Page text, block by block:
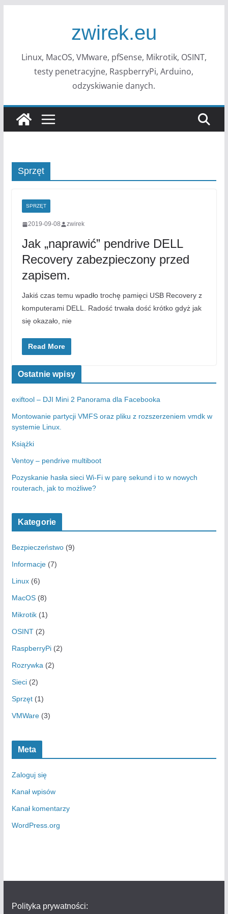
zwirek.eu
Linux, MacOS, VMware, pfSense, Mikrotik, OSINT,
testy penetracyjne, RaspberryPi, Arduino,
odzyskiwanie danych.
Sprzęt
SPRZĘT
2019-09-08 zwirek
Jak „naprawić” pendrive DELL
Recovery zabezpieczony przed
zapisem.
Jakiś czas temu wpadło trochę pamięci USB Recovery z
komputerami DELL. Radość trwała dość krótko gdyż jak
się okazało, nie
Read More
Ostatnie wpisy
exiftool – DJI Mini 2 Panorama dla Facebooka
Montowanie partycji VMFS oraz pliku z rozszerzeniem vmdk w
systemie Linux.
Książki
Ventoy – pendrive multiboot
Pozyskanie hasła sieci Wi-Fi w parę sekund i to w nowych
routerach, jak to możliwe?
Kategorie
Bezpieczeństwo(9)
Informacje(7)
Linux(6)
MacOS(8)
Mikrotik(1)
OSINT(2)
RaspberryPi(2)
Rozrywka (2)
Sieci(2)
Sprzęt(1)
VMWare(3)
Meta
Zaloguj się
Kanał wpisów
Kanał komentarzy
WordPress.org
Polityka prywatności: